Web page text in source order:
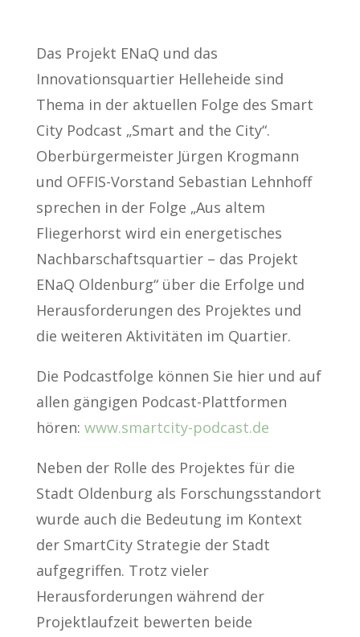
Das Projekt ENaQ und das
Innovationsquartier Helleheide sind
Thema in der aktuellen Folge des Smart
City Podcast „Smart and the City“.
Oberbürgermeister Jürgen Krogmann
und OFFIS-Vorstand Sebastian Lehnhoff
sprechen in der Folge „Aus altem
Fliegerhorst wird ein energetisches
Nachbarschaftsquartier – das Projekt
ENaQ Oldenburg“ über die Erfolge und
Herausforderungen des Projektes und
die weiteren Aktivitäten im Quartier.
Die Podcastfolge können Sie hier und auf
allen gängigen Podcast-Plattformen
hören: www.smartcity-podcast.de
Neben der Rolle des Projektes für die
Stadt Oldenburg als Forschungsstandort
wurde auch die Bedeutung im Kontext
der SmartCity Strategie der Stadt
aufgegriffen. Trotz vieler
Herausforderungen während der
Projektlaufzeit bewerten beide